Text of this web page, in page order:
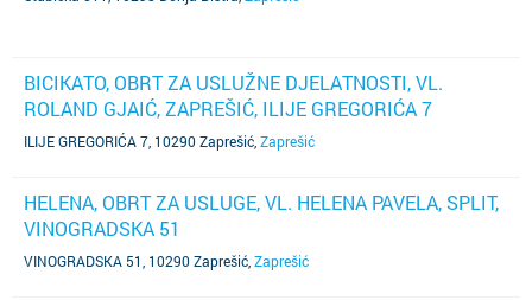
BICIKATO, OBRT ZA USLUŽNE DJELATNOSTI, VL.
ROLAND GJAIĆ, ZAPREŠIĆ, ILIJE GREGORIĆA 7
ILIJE GREGORIĆA 7, 10290 Zaprešić Zaprešić
HELENA, OBRT ZA USLUGE, VL. HELENA PAVELA, SPLIT,
VINOGRADSKA 51
VINOGRADSKA 51, 10290 Zaprešić Zaprešić